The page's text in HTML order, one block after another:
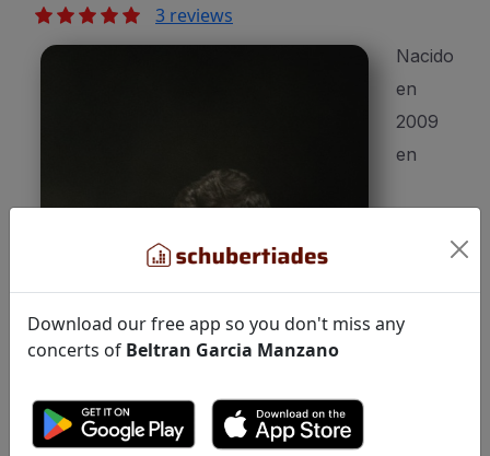
Download our free app so you don't miss any
concerts of Beltran Garcia Manzano
3 reviews
Nacido
en
2009
en